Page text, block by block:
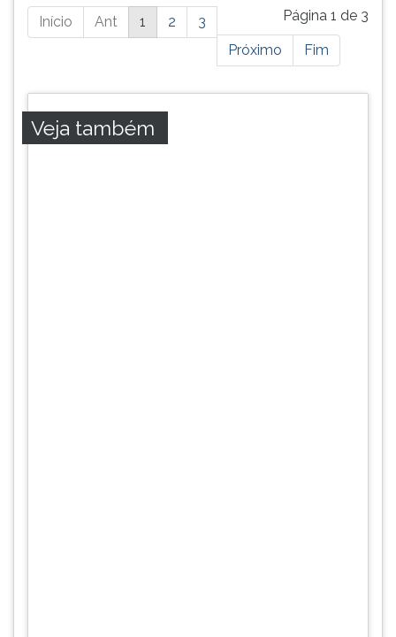
Página 1 de 3
Está
página
resultados,
pressione
tab
Início Ant 1 2
3
Próximo
Fim
Veja também